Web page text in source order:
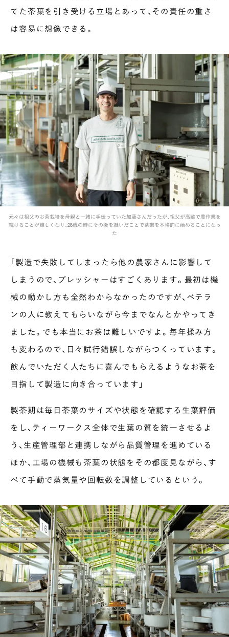
てた茶葉を引き受ける立場とあって、その責任の重さ
は容易に想像できる。
元々は祖父のお茶栽培を母親と一緒に手伝っていた加藤さんだったが、祖父が高齢で農作業を
続けることが難しくなり、28歳の時にその後を継いだことで茶業を本格的に始めることになっ
た
「製造で失敗してしまったら他の農家さんに影響して
しまうので、プレッシャーはすごくあります。最初は機
械の動かし方も全然わからなかったのですが、ベテラ
ンの人に教えてもらいながら今までなんとかやってき
ました。でも本当にお茶は難しいですよ。毎年揉み方
も変わるので、日々試行錯誤しながらつくっています。
飲んでいただく人たちに喜んでもらえるようなお茶を
目指して製造に向き合っています」
製茶期は毎日茶葉のサイズや状態を確認する生葉評価
をし、ティーワークス全体で生葉の質を統一させるよ
う、生産管理部と連携しながら品質管理を進めている
ほか、工場の機械も茶葉の状態をその都度見ながら、す
べて手動で蒸気量や回転数を調整しているという。